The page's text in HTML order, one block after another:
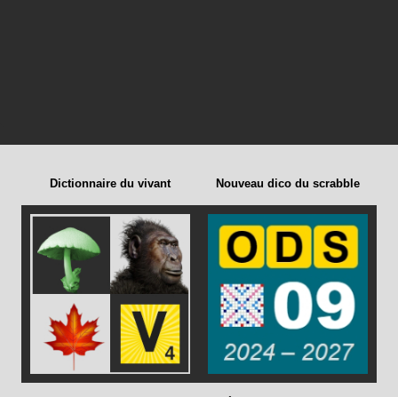
Dictionnaire du vivant Nouveau dico du scrabble